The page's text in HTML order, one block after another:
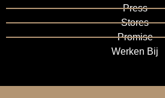
Press
Stores
Promise
Werken Bij